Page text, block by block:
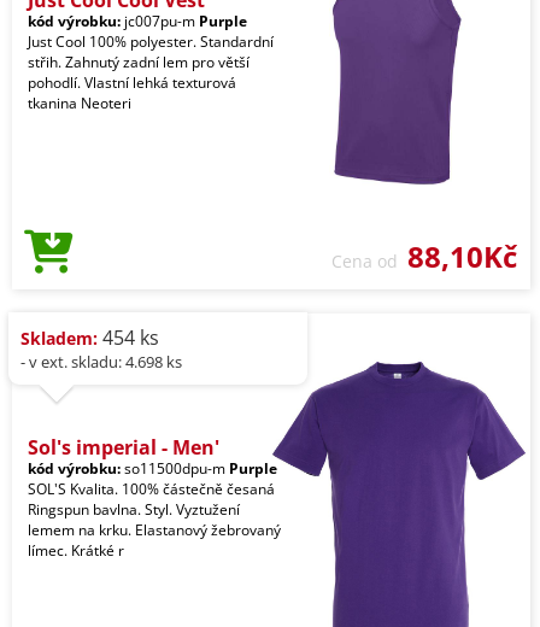
kód výrobku: jc007pu-m Purple
Just Cool 100% polyester. Standardní
střih. Zahnutý zadní lem pro větší
pohodlí. Vlastní lehká texturová
tkanina Neoteri
Cena od 88,10Kč
Skladem: 454 ks
- v ext. skladu: 4.698 ks
Sol's imperial - Men'
kód výrobku:so11500dpu-m Purple
SOL'S Kvalita. 100% částečně česaná
Ringspun bavlna. Styl. Vyztužení
lemem na krku. Elastanový žebrovaný
límec. Krátké r